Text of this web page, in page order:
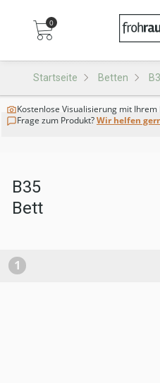
0
Startseite Betten
Kostenlose Visualisierung mit Ihrem
Frage zum Produkt?Wir helfen
B35
Bett
1